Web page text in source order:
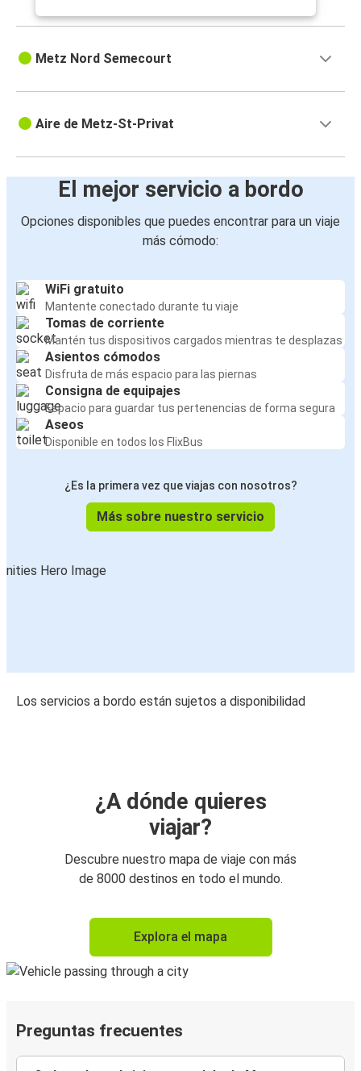
Metz Nord Semecourt
Aire de Metz-St-Privat
El mejor servicio a bordo
Opciones disponibles que puedes encontrar para un viaje
más cómodo:
WiFi gratuito
Mantente conectado durante tu viaje
Tomas de corriente
Mantén tus dispositivos cargados mientras te desplazas
Asientos cómodos
Disfruta de más espacio para las piernas
Consigna de equipajes
Espacio para guardar tus pertenencias de forma segura
Aseos
Disponible en todos los FlixBus
¿Es la primera vez que viajas con nosotros?
Más sobre nuestro servicio
Los servicios a bordo están sujetos a disponibilidad
¿A dónde quieres
viajar?
Descubre nuestro mapa de viaje con más
de 8000 destinos en todo el mundo.
Explora el mapa
Preguntas frecuentes